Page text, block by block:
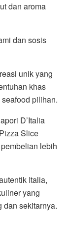
dan aroma
dan sosis
unik yang
khas
pilihan.
D’Italia
Slice
lebih
Italia,
yang
dan sekitarnya.